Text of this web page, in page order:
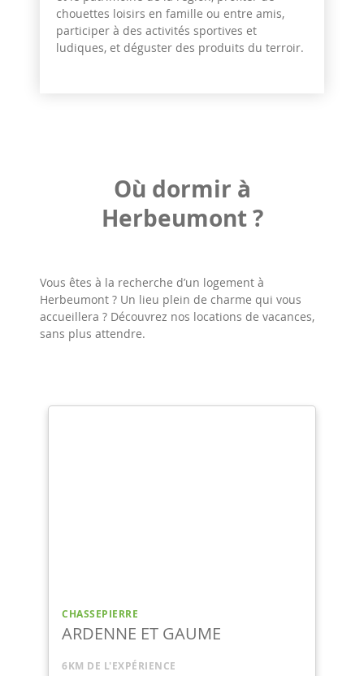
chouettes loisirs en famille ou entre amis,
participer à des activités sportives et
ludiques, et déguster des produits du terroir.
Où dormir à
Herbeumont ?
Vous êtes à la recherche d’un logement à
Herbeumont ? Un lieu plein de charme qui vous
accueillera ? Découvrez nos locations de vacances,
sans plus attendre.
CHASSEPIERRE
ARDENNE ET GAUME
6KM DE L'EXPÉRIENCE